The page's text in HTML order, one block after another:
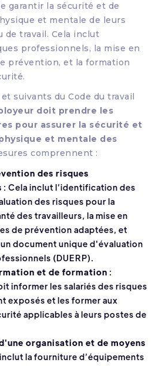
garantir la sécurité et de
et mentale de leurs
de travail. Cela inclut
professionnels, la mise en
prévention, et la formation
suivants du Code du travail
doit prendre les
pour assurer la sécurité et
et mentale des
comprennent :
des risques
: Cela inclut l’identification des
des risques pour la
des travailleurs, la mise en
de prévention adaptées, et
document unique d'évaluation
(DUERP).
et de formation :
informer les salariés des risques
exposés et les former aux
applicables à leurs postes de
organisation et de moyens
la fourniture d’équipements